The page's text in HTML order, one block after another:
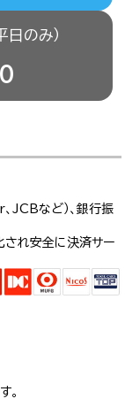
のみ）
JCBなど）、銀行振
され安全に決済サー
。